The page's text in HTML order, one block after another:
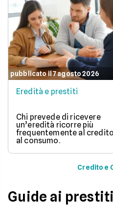
pubblicato il 7 agosto 2026
Eredità e prestiti
Chi prevede di ricevere
un’eredità ricorre più
frequentemente al credito
al consumo.
Credito e
Guide ai prestiti